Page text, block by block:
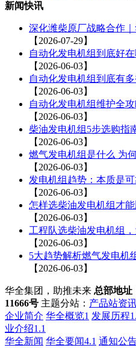
新闻快讯
深化潍柴原厂战略合作
【2026-07-29】
自动化发电机组到底好
【2026-06-03】
自动化发电机组到底有
【2026-06-03】
自动化发电机组维护全
【2026-06-03】
柴油发电机组5步选购指
【2026-06-03】
燃气发电机组是什么 为
【2026-06-03】
发电机组趋势：本质是
【2026-06-03】
怎样选柴油发电机组才
【2026-06-03】
工程队选柴油发电机组
【2026-06-03】
5大趋势解析燃气发电机
【2026-06-03】
华全集团，助推未来 总部地址
11666号 主题分站： 产品站资
企业简介 华全概览1 发展历程
业介绍1.1
华全新闻 华全要闻4.1 通知公